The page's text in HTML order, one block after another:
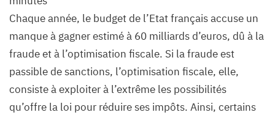
Chaque année, le budget de l’Etat français accuse un
manque à gagner estimé à 60 milliards d’euros, dû à la
fraude et à l’optimisation fiscale. Si la fraude est
passible de sanctions, l’optimisation fiscale, elle,
consiste à exploiter à l’extrême les possibilités
qu’offre la loi pour réduire ses impôts. Ainsi, certains